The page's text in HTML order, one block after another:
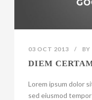
03 OCT 2013 / BY
DIEM
Lorem ipsum dolor
sed eiusmod